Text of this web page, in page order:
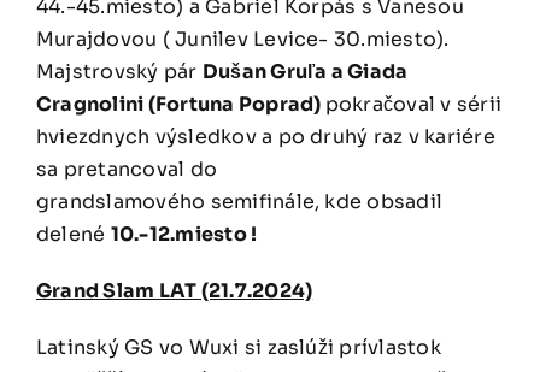
44.-45.miesto) a Gabriel Korpás s Vanesou
Murajdovou ( Junilev Levice- 30.miesto).
Majstrovský pár Dušan Gruľa a Giada
Cragnolini (Fortuna Poprad) pokračoval v sérii
hviezdnych výsledkov a po druhý raz v kariére
sa pretancoval do
grandslamového semifinále, kde obsadil
delené 10.-12.miesto !
Grand Slam LAT (21.7.2024)
Latinský GS vo Wuxi si zaslúži prívlastok